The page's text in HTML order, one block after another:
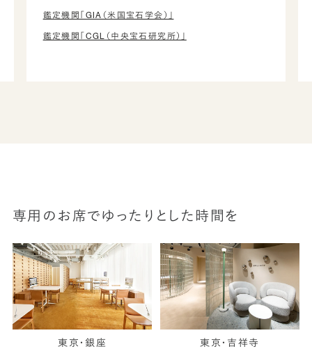
鑑定機関「GIA（米国宝石学会）」
鑑定機関「CGL（中央宝石研究所）」
専用のお席でゆったりとした時間を
東京・銀座 東京・吉祥寺